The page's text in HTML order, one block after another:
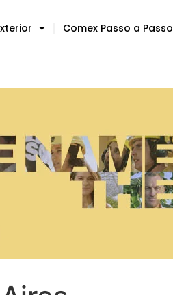
Comex Passo a Passo